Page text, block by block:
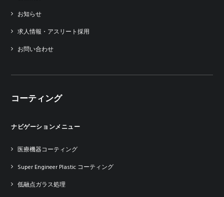
お知らせ
求人情報・アスリート採用
お問い合わせ
コーティング
ナビゲーションメニュー
医療機器コーティング
Super Engineer Plastic コーティング
低融点ガラス処理